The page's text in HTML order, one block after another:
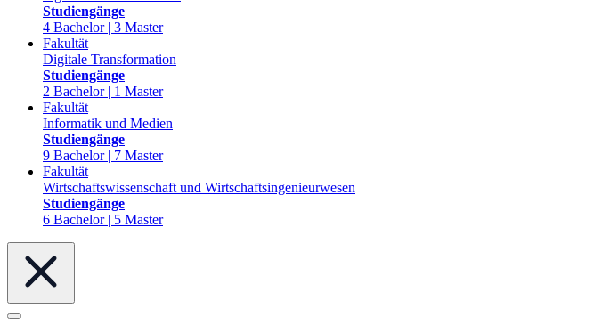
Studiengänge
4 Bachelor | 3 Master
Fakultät
Digitale Transformation
Studiengänge
2 Bachelor | 1 Master
Fakultät
Informatik und Medien
Studiengänge
9 Bachelor | 7 Master
Fakultät
Wirtschaftswissenschaft und Wirtschaftsingenieurwesen
Studiengänge
6 Bachelor | 5 Master